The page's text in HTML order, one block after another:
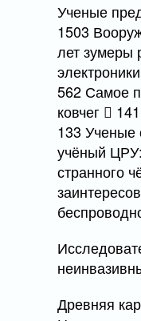
Ученые
1503
лет зумеры
562 Самое
ковчег
133 Ученые
учёный
странного
Древняя